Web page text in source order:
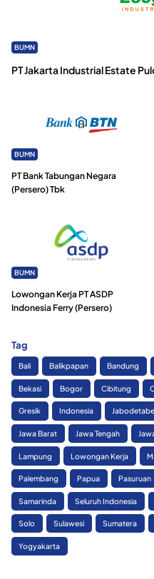
BUMN
PT Jakarta Industrial Estate
BUMN
PT Bank Tabungan Negara
(Persero) Tbk
BUMN
Lowongan Kerja PT ASDP
Indonesia Ferry (Persero)
Tag
Bali Balikpapan Bandung
Bekasi Bogor Cibitung
Gresik Indonesia
Jawa Barat Jawa Tengah
Lampung Lowongan Kerja
Palembang Papua Pasuruan
Samarinda Seluruh Indonesia
Solo Sulawesi Sumatera
Yogyakarta